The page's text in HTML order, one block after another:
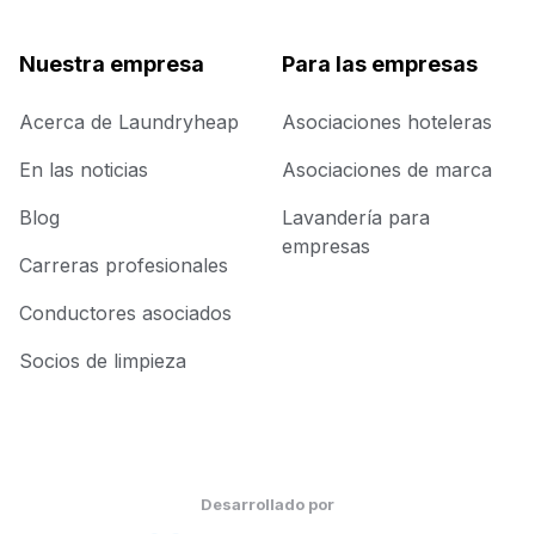
Nuestra empresa
Acerca de Laundryheap
En las noticias
Blog
Carreras profesionales
Conductores asociados
Socios de limpieza
Para las empresas
Asociaciones hoteleras
Asociaciones de marca
Lavandería para
empresas
Desarrollado por